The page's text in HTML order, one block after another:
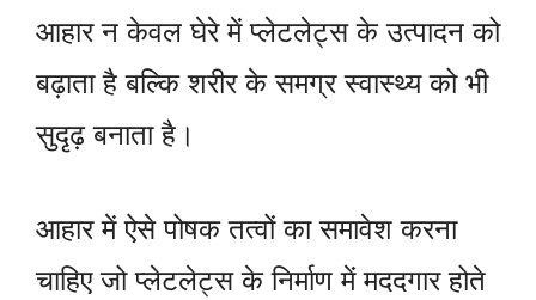
आहार न केवल घेरे में प्लेटलेट्स के उत्पादन को
बढ़ाता है बल्कि शरीर के समग्र स्वास्थ्य को भी
सुदृढ़ बनाता है।
आहार में ऐसे पोषक तत्वों का समावेश करना
चाहिए जो प्लेटलेट्स के निर्माण में मददगार होते